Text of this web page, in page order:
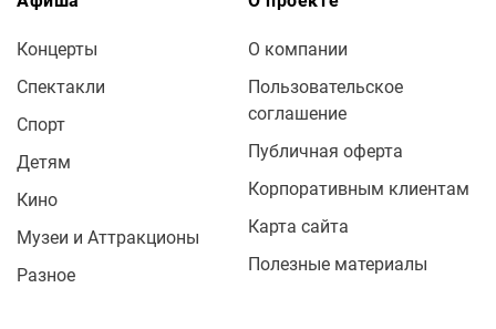
Концерты
Спектакли
Спорт
Детям
Кино
Музеи и Аттракционы
Разное
О компании
Пользовательское
соглашение
Публичная оферта
Корпоративным клиентам
Карта сайта
Полезные материалы